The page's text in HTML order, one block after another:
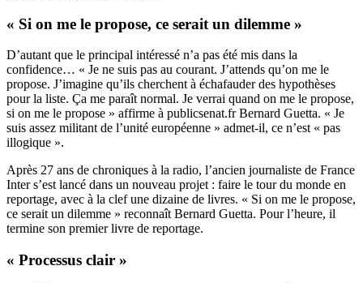
« Si on me le propose, ce serait un dilemme »
D’autant que le principal intéressé n’a pas été mis dans la
confidence… « Je ne suis pas au courant. J’attends qu’on me le
propose. J’imagine qu’ils cherchent à échafauder des hypothèses
pour la liste. Ça me paraît normal. Je verrai quand on me le propose,
si on me le propose » affirme à publicsenat.fr Bernard Guetta. « Je
suis assez militant de l’unité européenne » admet-il, ce n’est « pas
illogique ».
Après 27 ans de chroniques à la radio, l’ancien journaliste de France
Inter s’est lancé dans un nouveau projet : faire le tour du monde en
reportage, avec à la clef une dizaine de livres. « Si on me le propose,
ce serait un dilemme » reconnaît Bernard Guetta. Pour l’heure, il
termine son premier livre de reportage.
« Processus clair »